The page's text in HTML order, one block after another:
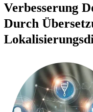
Verbesserung
Durch